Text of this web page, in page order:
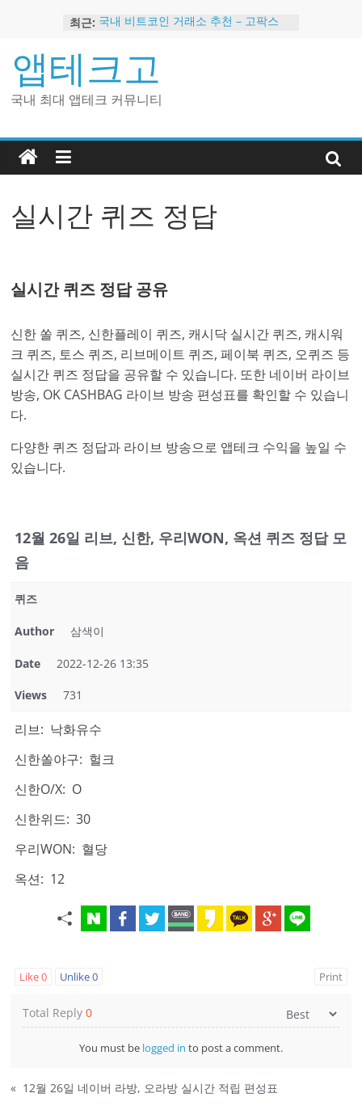
content
최근: 국내 비트코인 거래소 추천 – 고팍스
트
2024 강력히 추천하는 은행 멤버십 현
금 앱테크
해외 코인 거래소 추천 순위 BEST 2
앱테크고
국내 최대 앱테크 커뮤니티
실시간 퀴즈 정답
실시간 퀴즈 정답 공유
신한 쏠 퀴즈, 신한플레이 퀴즈, 캐시닥 실시간 퀴즈, 캐시워
크 퀴즈, 토스 퀴즈, 리브메이트 퀴즈, 페이북 퀴즈, 오퀴즈 등
실시간 퀴즈 정답을 공유할 수 있습니다. 또한 네이버 라이브
방송, OK CASHBAG 라이브 방송 편성표를 확인할 수 있습니
다.
다양한 퀴즈 정답과 라이브 방송으로 앱테크 수익을 높일 수
있습니다.
12월 26일 리브, 신한, 우리WON, 옥션 퀴즈 정답 모
음
퀴즈
Author 삼색이
Date 2022-12-26 13:35
Views 731
리브: 낙화유수
신한쏠야구: 헐크
신한O/X: O
신한위드: 30
우리WON: 혈당
옥션: 12
Like0 Unlike0 Print
Total Reply0
You must be logged in to post a comment.
« 12월 26일 네이버 라방, 오라방 실시간 적립 편성표